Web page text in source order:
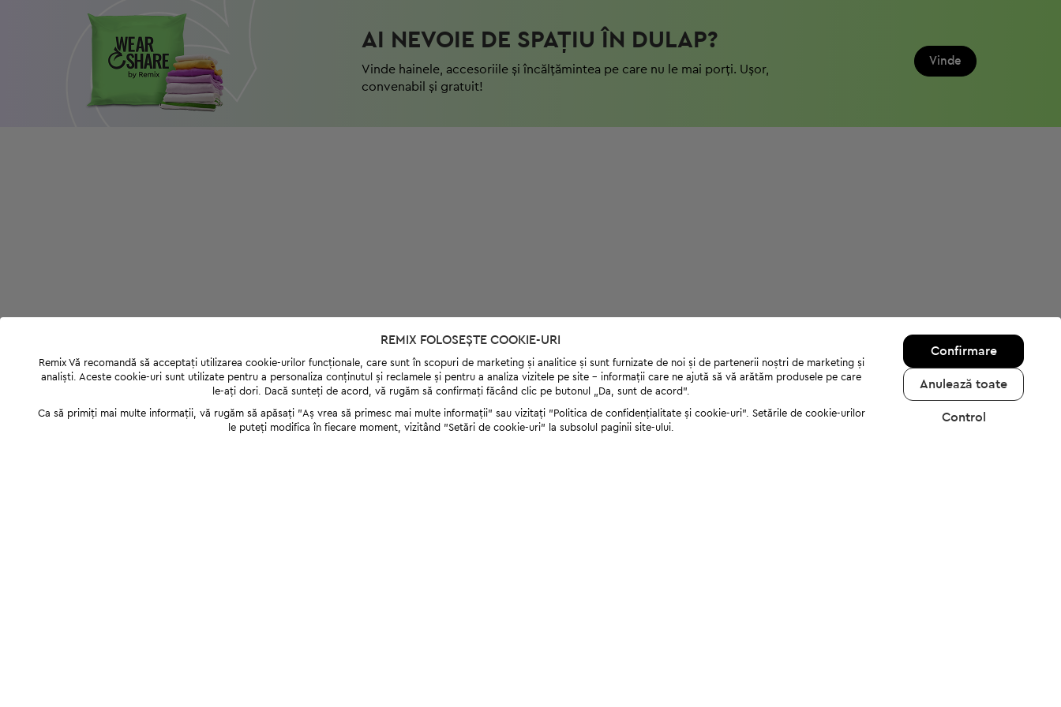
AI NEVOIE DE SPAȚIU ÎN DULAP?
Vinde hainele, accesoriile și încălțămintea pe care nu le mai porți. Ușor,
convenabil și gratuit!
Vinde
REMIX FOLOSEȘTE COOKIE-URI
Remix Vă recomandă să acceptați utilizarea cookie-urilor funcționale, care sunt în scopuri de marketing și analitice și sunt furnizate de noi și de partenerii noștri de marketing și
analiști. Aceste cookie-uri sunt utilizate pentru a personaliza conținutul și reclamele și pentru a analiza vizitele pe site - informații care ne ajută să vă arătăm produsele pe care
le-ați dori. Dacă sunteți de acord, vă rugăm să confirmați făcând clic pe butonul „Da, sunt de acord”.
Ca să primiți mai multe informații, vă rugăm să apăsați "Аș vrea să primesc mai multe informații" sau vizitați "Politica de confidențialitate și cookie-uri". Setările de cookie-urilor
le puteți modifica în fiecare moment, vizitând "Setări de cookie-uri" la subsolul paginii site-ului.
Confirmare
Anulează toate
Control